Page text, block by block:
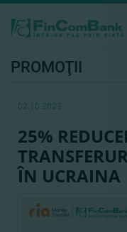
PROMOŢII
02.10.2023
25%
ÎN UCRAINA